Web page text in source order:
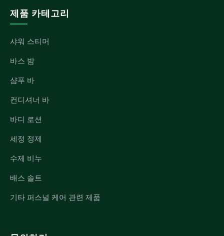
제품 카테고리
샤워 스티머
바스 밤
샴푸 바
컨디셔너 바
바디 로션
세정 정제
수제 비누
배스 솔트
기타 퍼스널 케어 관련 제품